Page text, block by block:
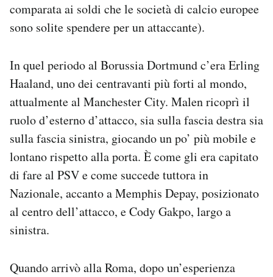
comparata ai soldi che le società di calcio europee
sono solite spendere per un attaccante).
In quel periodo al Borussia Dortmund c’era Erling
Haaland, uno dei centravanti più forti al mondo,
attualmente al Manchester City. Malen ricoprì il
ruolo d’esterno d’attacco, sia sulla fascia destra sia
sulla fascia sinistra, giocando un po’ più mobile e
lontano rispetto alla porta. È come gli era capitato
di fare al PSV e come succede tuttora in
Nazionale, accanto a Memphis Depay, posizionato
al centro dell’attacco, e Cody Gakpo, largo a
sinistra.
Quando arrivò alla Roma, dopo un’esperienza